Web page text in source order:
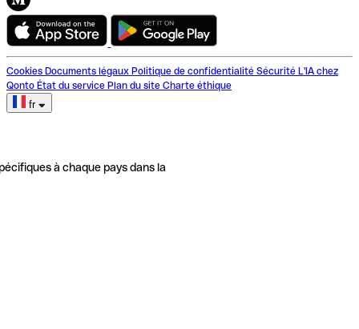
Cookies Documents légaux Politique de confidentialité Sécurité L'IA chez
Qonto État du service Plan du site Charte éthique
fr
à chaque pays dans la